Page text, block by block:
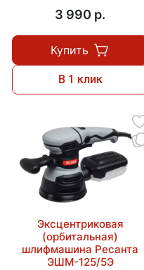
3 990 p.
Купить
В 1 клик
Эксцентриковая
(орбитальная)
шлифмашина Ресанта
ЭШМ-125/5Э